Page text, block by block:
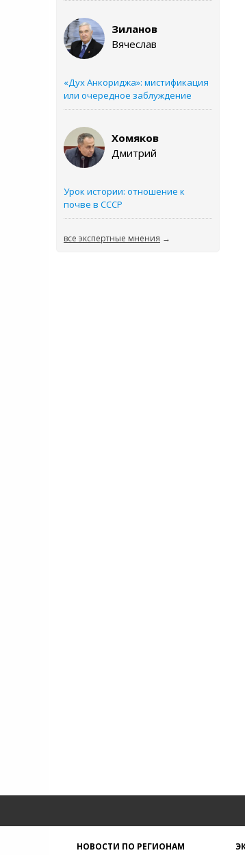
Зиланов
Вячеслав
«Дух Анкориджа»: мистификация
или очередное заблуждение
Хомяков
Дмитрий
Урок истории: отношение к
почве в СССР
все экспертные мнения →
НОВОСТИ ПО РЕГИОНАМ